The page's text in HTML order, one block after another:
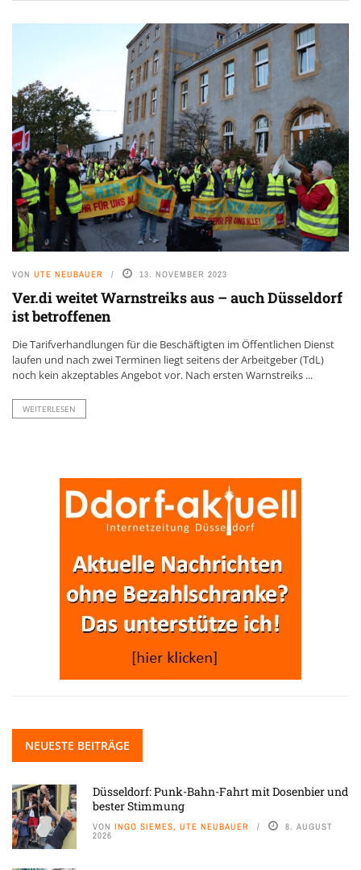
VON UTE NEUBAUER 13. NOVEMBER 2023
Ver.di weitet Warnstreiks aus – auch Düsseldorf
ist betroffenen
Die Tarifverhandlungen für die Beschäftigten im Öffentlichen Dienst
laufen und nach zwei Terminen liegt seitens der Arbeitgeber (TdL)
noch kein akzeptables Angebot vor. Nach ersten Warnstreiks ...
WEITERLESEN
NEUESTE BEITRÄGE
Düsseldorf: Punk-Bahn-Fahrt mit Dosenbier und
bester Stimmung
VON INGO SIEMES, UTE NEUBAUER 8. AUGUST
2026